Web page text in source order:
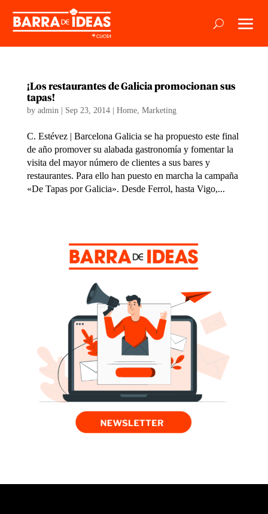
¡Los restaurantes de Galicia promocionan sus
tapas!
by admin| Sep 23, 2014| Home, Marketing
C. Estévez | Barcelona Galicia se ha propuesto este final
de año promover su alabada gastronomía y fomentar la
visita del mayor número de clientes a sus bares y
restaurantes. Para ello han puesto en marcha la campaña
«De Tapas por Galicia». Desde Ferrol, hasta Vigo,...